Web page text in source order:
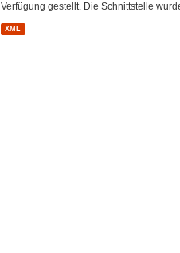
Verfügung gestellt. Die Schnittstelle
XML